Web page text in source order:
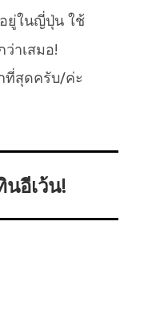
ยู่ในญี่ปุ่น ใช้
าเสมอ!
ที่สุดครับ/ค่ะ
อีเว้น!